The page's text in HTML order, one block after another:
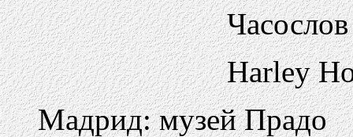
Harley
Мадрид: музей Прадо